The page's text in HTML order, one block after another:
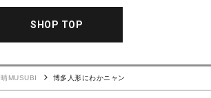
SHOP TOP
晴MUSUBI 博多人形にわかニャン